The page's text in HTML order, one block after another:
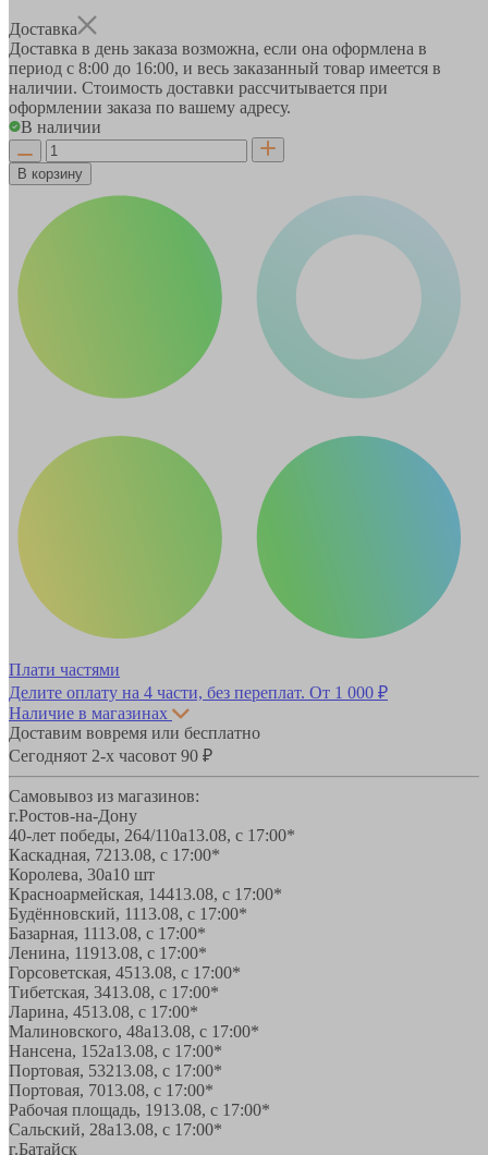
Доставка
Доставка в день заказа возможна, если она оформлена в
период с 8:00 до 16:00, и весь заказанный товар имеется в
наличии. Стоимость доставки рассчитывается при
оформлении заказа по вашему адресу.
В наличии
В корзину
Плати частями
Делите оплату на 4 части, без переплат. От 1 000 ₽
Наличие в магазинах
Доставим вовремя или бесплатно
Сегодняот 2-х часовот 90 ₽
Самовывоз из магазинов:
г.Ростов-на-Дону
40-лет победы, 264/110а13.08, с 17:00*
Каскадная, 7213.08, с 17:00*
Королева, 30а10 шт
Красноармейская, 14413.08, с 17:00*
Будённовский, 1113.08, с 17:00*
Базарная, 1113.08, с 17:00*
Ленина, 11913.08, с 17:00*
Горсоветская, 4513.08, с 17:00*
Тибетская, 3413.08, с 17:00*
Ларина, 4513.08, с 17:00*
Малиновского, 48а13.08, с 17:00*
Нансена, 152а13.08, с 17:00*
Портовая, 53213.08, с 17:00*
Портовая, 7013.08, с 17:00*
Рабочая площадь, 1913.08, с 17:00*
Сальский, 28a13.08, с 17:00*
г.Батайск